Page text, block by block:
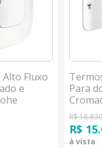
Fluxo
e
Para
R$
R$
à vista